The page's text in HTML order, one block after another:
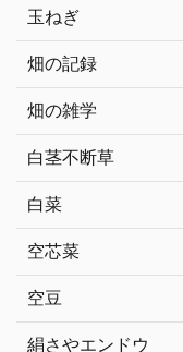
玉ねぎ
畑の記録
畑の雑学
白茎不断草
白菜
空芯菜
空豆
絹さやエンドウ